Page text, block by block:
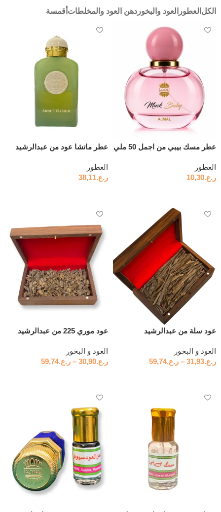
الكل العطور العود والبخور دهن العود والمخلطات أقمسة
عطر مسك بيبي من اجمل 50 ملي
العطور
ر.ع.10,30
عطر ماتشا عود من عبدالرشيد
العطور
ر.ع.38,11
عود سلة من عبدالرشيد
العود و البخور
ر.ع.31,93
– ر.ع.59,74
عود موري 225 من عبدالرشيد
العود و البخور
ر.ع.30,90
– ر.ع.59,74